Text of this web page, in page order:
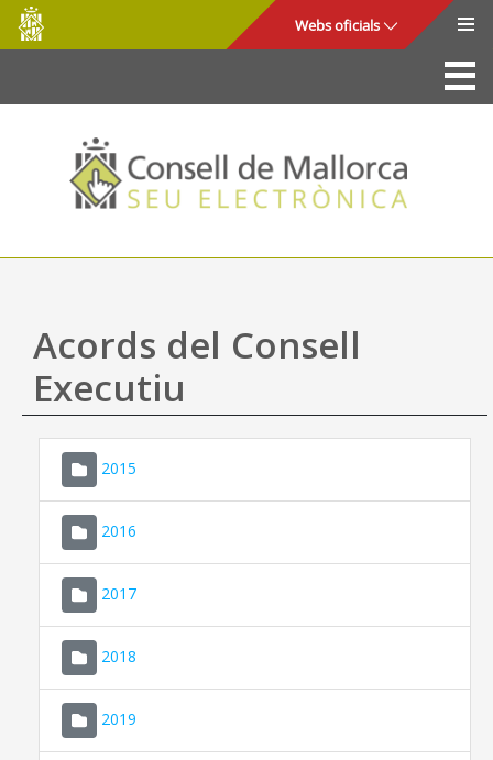
Salta al contingut principal
Consell
de
Mallorca
Webs oficials
La Seu
Consell de Mallorca
Accés i seguretat
Utilitats
Ajuda
Acords del Consell
Executiu
2015
2016
2017
2018
2019